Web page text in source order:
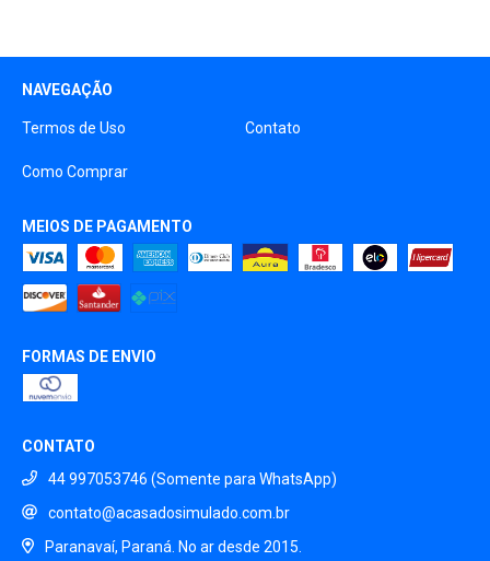
NAVEGAÇÃO
Termos de Uso Contato
Como Comprar
MEIOS DE PAGAMENTO
FORMAS DE ENVIO
CONTATO
44 997053746 (Somente para WhatsApp)
contato@acasadosimulado.com.br
Paranavaí, Paraná. No ar desde 2015.